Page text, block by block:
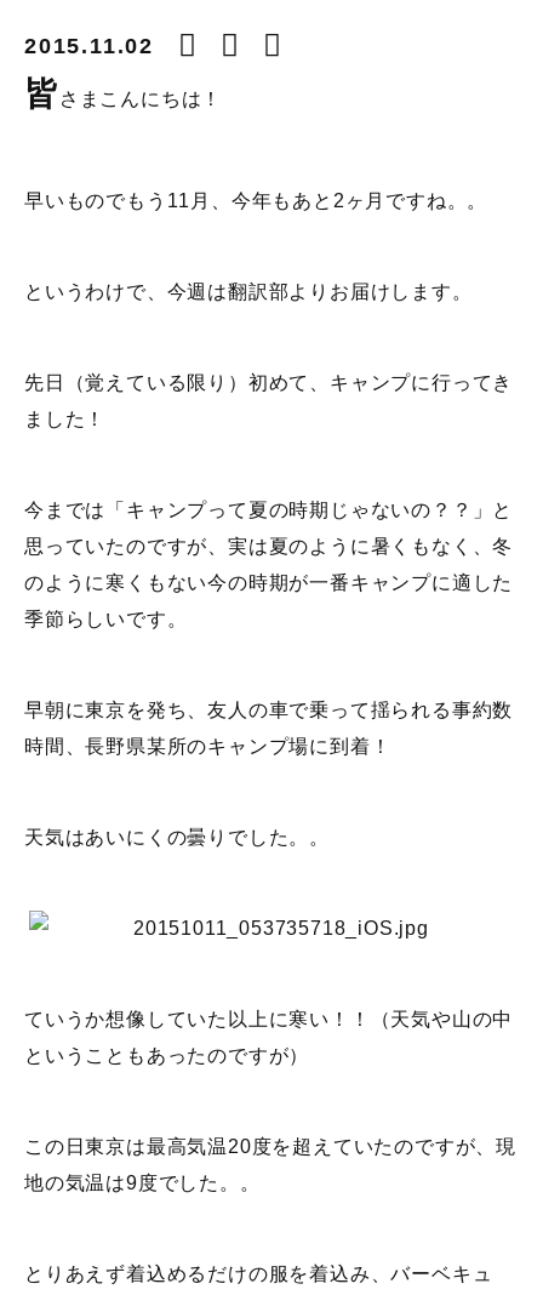
2015.11.02
皆 さまこんにちは！
早いものでもう11月、今年もあと2ヶ月ですね。。
というわけで、今週は翻訳部よりお届けします。
先日（覚えている限り）初めて、キャンプに行ってき
ました！
今までは「キャンプって夏の時期じゃないの？？」と
思っていたのですが、実は夏のように暑くもなく、冬
のように寒くもない今の時期が一番キャンプに適した
季節らしいです。
早朝に東京を発ち、友人の車で乗って揺られる事約数
時間、長野県某所のキャンプ場に到着！
天気はあいにくの曇りでした。。
ていうか想像していた以上に寒い！！（天気や山の中
ということもあったのですが）
この日東京は最高気温20度を超えていたのですが、現
地の気温は9度でした。。
とりあえず着込めるだけの服を着込み、バーベキュ